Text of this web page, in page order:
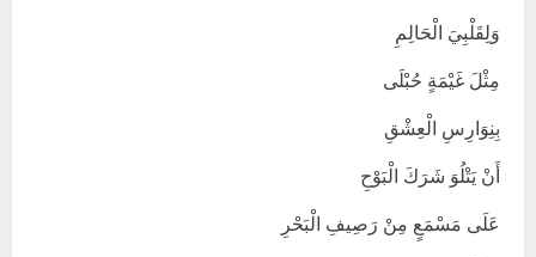
وَلِقَلْبِيَ الْحَالِمِ
مِثْلَ غَيْمَةٍ حُبْلَى
بِنِوَارِسِ الْعِشْقِ
أَنْ يَتْلُوَ شَرَكَ الْبَوْحِ
عَلَى مَسْمَعٍ مِنْ رَصِيفِ الْبَحْرِ